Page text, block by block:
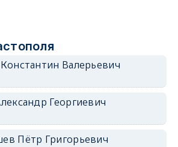
Валерьевич
Георгиевич
Пётр Григорьевич